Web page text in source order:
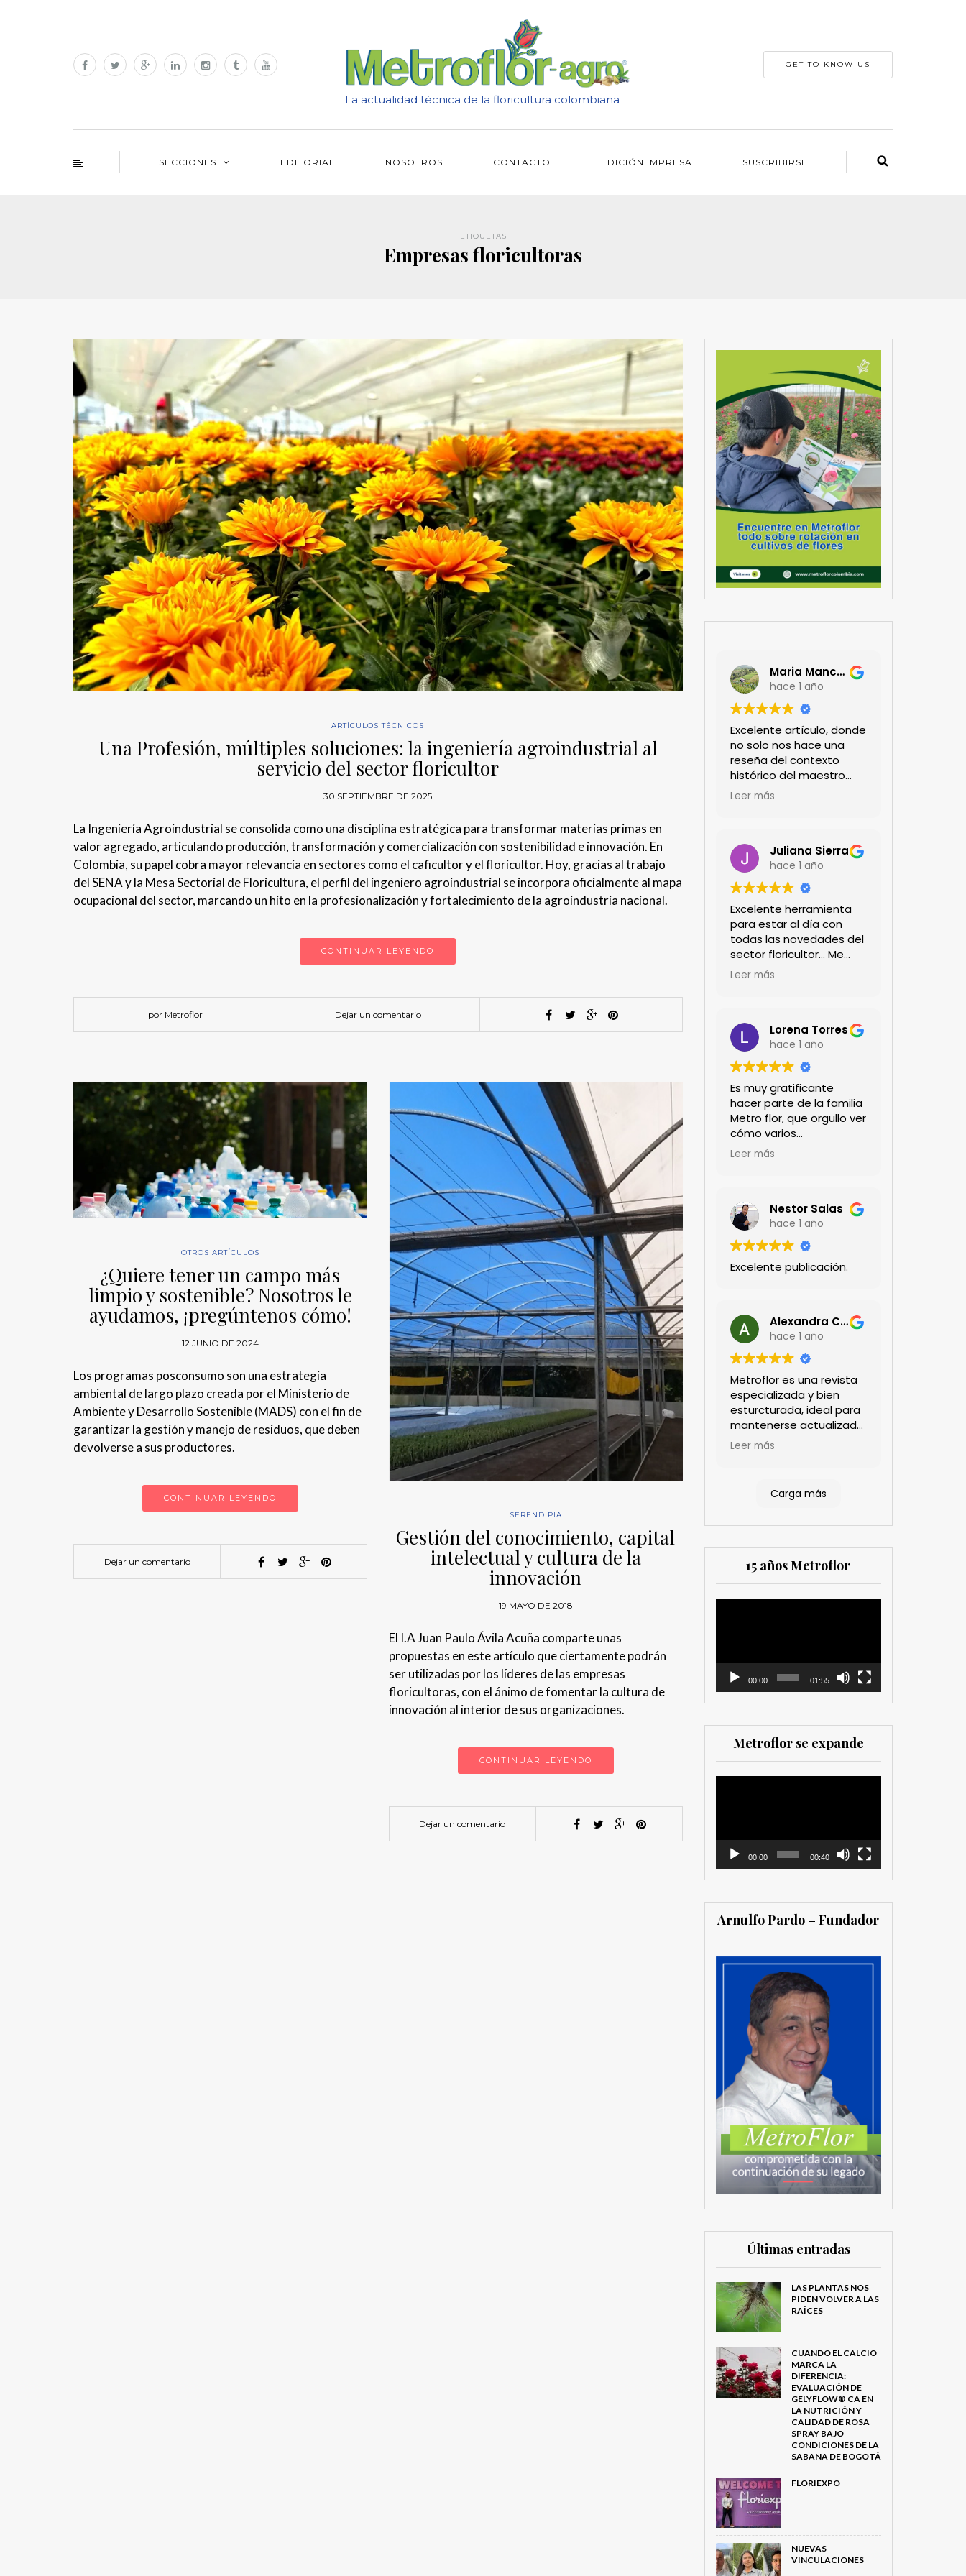
La actualidad técnica de la floricultura colombiana
GET TO KNOW US
SECCIONES EDITORIAL NOSOTROS CONTACTO EDICIÓN IMPRESA SUSCRIBIRSE
ETIQUETAS
Empresas floricultoras
ARTÍCULOS TÉCNICOS
Una Profesión, múltiples soluciones: la ingeniería agroindustrial al
servicio del sector floricultor
30 SEPTIEMBRE DE 2025
La Ingeniería Agroindustrial se consolida como una disciplina estratégica para transformar materias primas en
valor agregado, articulando producción, transformación y comercialización con sostenibilidad e innovación. En
Colombia, su papel cobra mayor relevancia en sectores como el caficultor y el floricultor. Hoy, gracias al trabajo
del SENA y la Mesa Sectorial de Floricultura, el perfil del ingeniero agroindustrial se incorpora oficialmente al mapa
ocupacional del sector, marcando un hito en la profesionalización y fortalecimiento de la agroindustria nacional.
CONTINUAR LEYENDO
por Metroflor Dejar un comentario
OTROS ARTÍCULOS
¿Quiere tener un campo más
limpio y sostenible? Nosotros le
ayudamos, ¡pregúntenos cómo!
12 JUNIO DE 2024
Los programas posconsumo son una estrategia
ambiental de largo plazo creada por el Ministerio de
Ambiente y Desarrollo Sostenible (MADS) con el fin de
garantizar la gestión y manejo de residuos, que deben
devolverse a sus productores.
CONTINUAR LEYENDO
Dejar un comentario
SERENDIPIA
Gestión del conocimiento, capital
intelectual y cultura de la
innovación
19 MAYO DE 2018
El I.A Juan Paulo Ávila Acuña comparte unas
propuestas en este artículo que ciertamente podrán
ser utilizadas por los líderes de las empresas
floricultoras, con el ánimo de fomentar la cultura de
innovación al interior de sus organizaciones.
CONTINUAR LEYENDO
Dejar un comentario
Maria Mancera
hace 1 año
Excelente artículo, donde
no solo nos hace una
reseña del contexto
histórico del maestro
jardinero japonés si no
Felicitaciones!!
Leer más
Juliana Sierra
hace 1 año
Excelente herramienta
para estar al día con
todas las novedades del
sector floricultor... Me
encanta!!!
Leer más
Lorena Torres
hace 1 año
Es muy gratificante
hacer parte de la familia
Metro flor, que orgullo ver
cómo varios
profesionales hombres y
técnicas. Gracias por
mantenernos al día.mil
GRACIAS
Leer más
Nestor Salas
hace 1 año
Excelente publicación.
Alexandra Castillo
hace 1 año
Metroflor es una revista
especializada y bien
esturcturada, ideal para
mantenerse actualizado
en el sector floricultor.
estratégica, las
sector así como los
cubrimientos de los
eventos sociales de las
compañías. Es una
que trabajan en el sector
Leer más
Carga más
15 años Metroflor
00:00 01:55
Metroflor se expande
00:00 00:40
Arnulfo Pardo – Fundador
Últimas entradas
LAS PLANTAS NOS
PIDEN VOLVER A LAS
RAÍCES
CUANDO EL CALCIO
MARCA LA
DIFERENCIA:
EVALUACIÓN DE
GELYFLOW® CA EN
LA NUTRICIÓN Y
CALIDAD DE ROSA
SPRAY BAJO
CONDICIONES DE LA
SABANA DE BOGOTÁ
FLORIEXPO
NUEVAS
VINCULACIONES